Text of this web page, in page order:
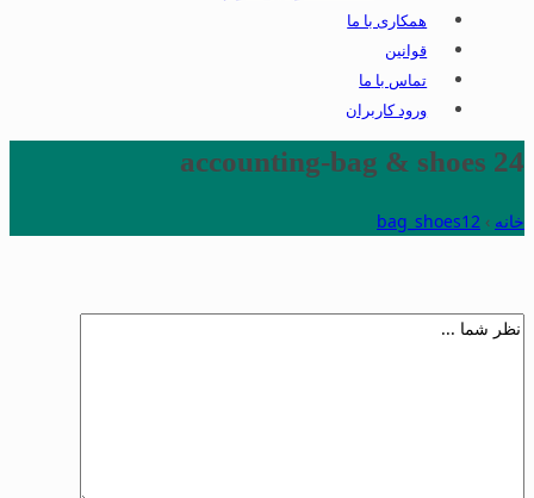
همکاری با ما
قوانین
تماس با ما
ورود کاربران
accounting-bag & shoes 24
خانه ›
bag_shoes12